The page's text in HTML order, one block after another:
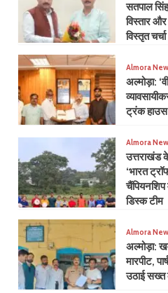
सतपाल
विस्तार
विस्तृत चर्चा
Almora
अल्मोड़ा:
ट्रंक
Almora
उत्तराखंड
‘भारत
चैंपियनशिप
डिस्क टीम
Almora
​अल्मोड़ा:
मारपीट,
उठाई सख्त